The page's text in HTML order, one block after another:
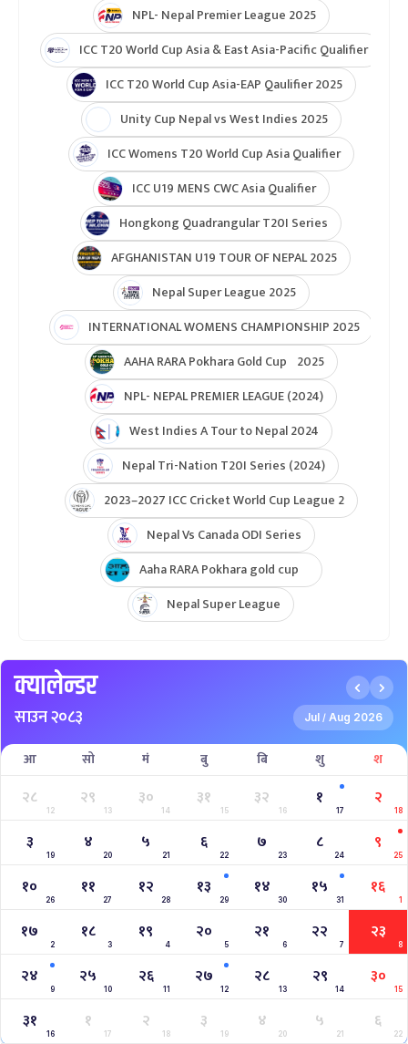
NPL- Nepal Premier League 2025
ICC T20 World Cup Asia & East Asia-Pacific Qualifier
ICC T20 World Cup Asia-EAP Qaulifier 2025
Unity Cup Nepal vs West Indies 2025
ICC Womens T20 World Cup Asia Qualifier
ICC U19 MENS CWC Asia Qualifier
Hongkong Quadrangular T20I Series
AFGHANISTAN U19 TOUR OF NEPAL 2025
Nepal Super League 2025
INTERNATIONAL WOMENS CHAMPIONSHIP 2025
AAHA RARA Pokhara Gold Cup 2025
NPL- NEPAL PREMIER LEAGUE (2024)
West Indies A Tour to Nepal 2024
Nepal Tri-Nation T20I Series (2024)
2023–2027 ICC Cricket World Cup League 2
Nepal Vs Canada ODI Series
Aaha RARA Pokhara gold cup
Nepal Super League
क्यालेन्डर
साउन २०८३ Jul / Aug 2026
आ सो मं बु बि शु श
२८
12
२९
13
३०
14
३१
15
३२
16
१
17
२
18
३
19
४
20
५
21
६
22
७
23
८
24
९
25
१०
26
११
27
१२
28
१३
29
१४
30
१५
31
१६
1
१७
2
१८
3
१९
4
२०
5
२१
6
२२
7
२३
8
२४
9
२५
10
२६
11
२७
12
२८
13
२९
14
३०
15
३१
16
१
17
२
18
३
19
४
20
५
21
६
22